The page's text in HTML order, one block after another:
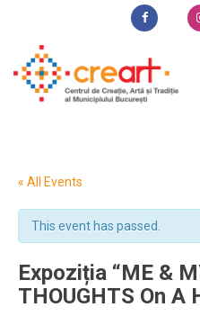
« All Events
This event has passed.
Expoziția “ME &
THOUGHTS On A